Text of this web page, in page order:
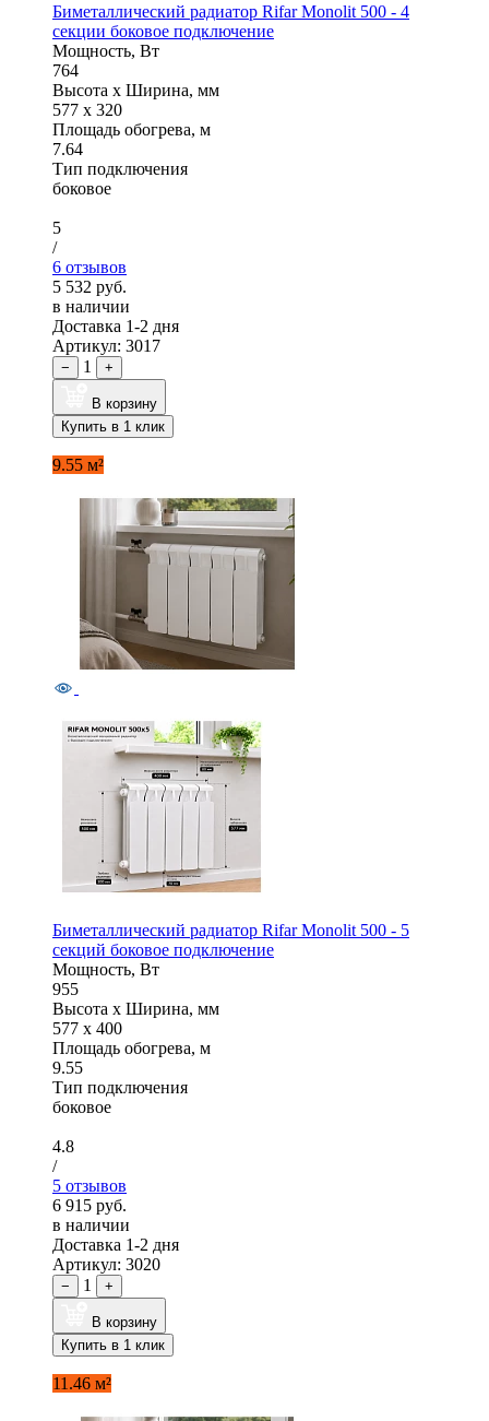
Биметаллический радиатор Rifar Monolit 500 - 4
секции боковое подключение
Мощность, Вт
764
Высота x Ширина, мм
577 x 320
Площадь обогрева, м
7.64
Тип подключения
боковое
5
/
6 отзывов
5 532 руб.
в наличии
Доставка 1-2 дня
Артикул: 3017
− 1 +
В корзину
Купить в 1 клик
9.55 м²
Биметаллический радиатор Rifar Monolit 500 - 5
секций боковое подключение
Мощность, Вт
955
Высота x Ширина, мм
577 x 400
Площадь обогрева, м
9.55
Тип подключения
боковое
4.8
/
5 отзывов
6 915 руб.
в наличии
Доставка 1-2 дня
Артикул: 3020
− 1 +
В корзину
Купить в 1 клик
11.46 м²